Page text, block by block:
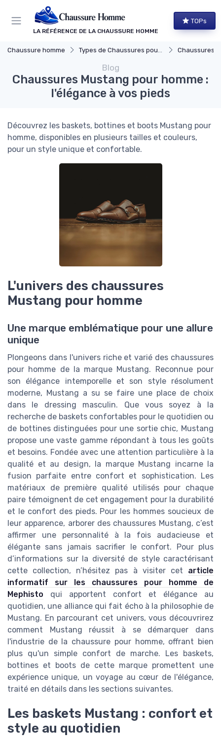
LA RÉFÉRENCE DE LA CHAUSSURE HOMME
TOPs
Chaussure homme Types de Chaussures pour Hommes Chaussures
Blog
Chaussures Mustang pour homme :
l'élégance à vos pieds
Découvrez les baskets, bottines et boots Mustang pour
homme, disponibles en plusieurs tailles et couleurs,
pour un style unique et confortable.
L'univers des chaussures
Mustang pour homme
Une marque emblématique pour une allure
unique
Plongeons dans l'univers riche et varié des chaussures
pour homme de la marque Mustang. Reconnue pour
son élégance intemporelle et son style résolument
moderne, Mustang a su se faire une place de choix
dans le dressing masculin. Que vous soyez à la
recherche de baskets confortables pour le quotidien ou
de bottines distinguées pour une sortie chic, Mustang
propose une vaste gamme répondant à tous les goûts
et besoins. Fondée avec une attention particulière à la
qualité et au design, la marque Mustang incarne la
fusion parfaite entre confort et sophistication. Les
matériaux de première qualité utilisés pour chaque
paire témoignent de cet engagement pour la durabilité
et le confort des pieds. Pour les hommes soucieux de
leur apparence, arborer des chaussures Mustang, c’est
affirmer une personnalité à la fois audacieuse et
élégante sans jamais sacrifier le confort. Pour plus
d’informations sur la diversité de style caractérisant
cette collection, n’hésitez pas à visiter cet article
informatif sur les chaussures pour homme de
Mephisto qui apportent confort et élégance au
quotidien, une alliance qui fait écho à la philosophie de
Mustang. En parcourant cet univers, vous découvrirez
comment Mustang réussit à se démarquer dans
l'industrie de la chaussure pour homme, offrant bien
plus qu'un simple confort de marche. Les baskets,
bottines et boots de cette marque promettent une
expérience unique, un voyage au cœur de l'élégance,
traité en détails dans les sections suivantes.
Les baskets Mustang : confort et
style au quotidien
Panneau de gestion des cookies